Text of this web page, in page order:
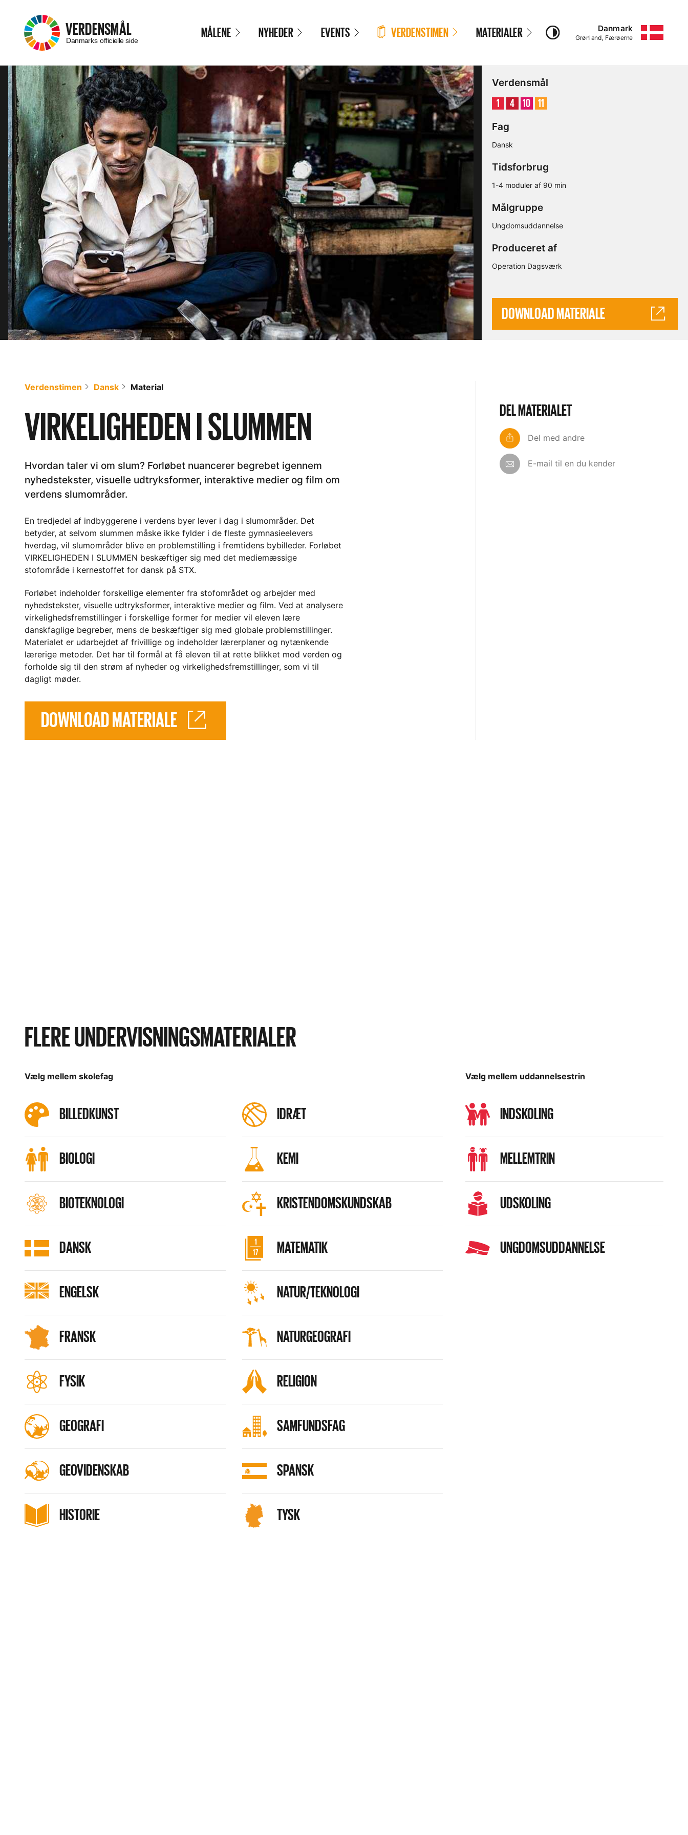
VERDENSMÅL
–
Danmarks officielle side
Menu
MÅLENE NYHEDER EVENTS VERDENSTIMEN MATERIALER Danmark
–
Grønland, Færøerne
DOWNLOAD MATERIALE
Verdensmål
Mål
1 Mål
4 Mål
10 Mål
11
Fag
Dansk
Tidsforbrug
1-4 moduler af 90 min
Målgruppe
Ungdomsuddannelse
Produceret af
Operation Dagsværk
Verdenstimen Dansk Material
VIRKELIGHEDEN I SLUMMEN
Hvordan taler vi om slum? Forløbet nuancerer begrebet igennem
nyhedstekster, visuelle udtryksformer, interaktive medier og film om
verdens slumområder.
En tredjedel af indbyggerene i verdens byer lever i dag i slumområder. Det
betyder, at selvom slummen måske ikke fylder i de fleste gymnasieelevers
hverdag, vil slumområder blive en problemstilling i fremtidens bybilleder. Forløbet
VIRKELIGHEDEN I SLUMMEN beskæftiger sig med det mediemæssige
stofområde i kernestoffet for dansk på STX.
Forløbet indeholder forskellige elementer fra stofområdet og arbejder med
nyhedstekster, visuelle udtryksformer, interaktive medier og film. Ved at analysere
virkelighedsfremstillinger i forskellige former for medier vil eleven lære
danskfaglige begreber, mens de beskæftiger sig med globale problemstillinger.
Materialet er udarbejdet af frivillige og indeholder lærerplaner og nytænkende
lærerige metoder. Det har til formål at få eleven til at rette blikket mod verden og
forholde sig til den strøm af nyheder og virkelighedsfremstillinger, som vi til
dagligt møder.
DOWNLOAD MATERIALE
DEL MATERIALET
Del med andre
E-mail til en du kender
FLERE UNDERVISNINGSMATERIALER
Vælg mellem skolefag
BILLEDKUNST
BIOLOGI
BIOTEKNOLOGI
DANSK
ENGELSK
FRANSK
FYSIK
GEOGRAFI
GEOVIDENSKAB
HISTORIE
IDRÆT
KEMI
KRISTENDOMSKUNDSKAB
MATEMATIK
NATUR/TEKNOLOGI
NATURGEOGRAFI
RELIGION
SAMFUNDSFAG
SPANSK
TYSK
Vælg mellem uddannelsestrin
INDSKOLING
MELLEMTRIN
UDSKOLING
UNGDOMSUDDANNELSE